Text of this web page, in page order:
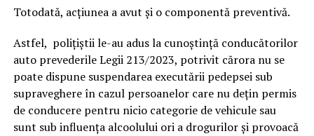
Totodată, acțiunea a avut și o componentă preventivă.
Astfel, polițiștii le-au adus la cunoștință conducătorilor
auto prevederile Legii 213/2023, potrivit cărora nu se
poate dispune suspendarea executării pedepsei sub
supraveghere în cazul persoanelor care nu dețin permis
de conducere pentru nicio categorie de vehicule sau
sunt sub influența alcoolului ori a drogurilor și provoacă